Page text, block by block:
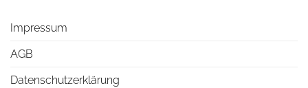
Impressum
AGB
Datenschutzerklärung